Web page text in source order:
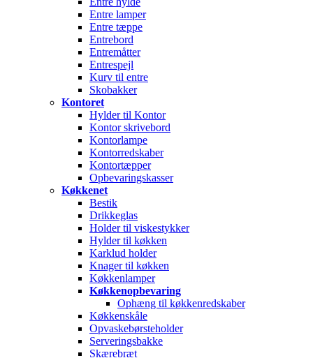
Entre lamper
Entre tæppe
Entrebord
Entremåtter
Entrespejl
Kurv til entre
Skobakker
Kontoret
Hylder til Kontor
Kontor skrivebord
Kontorlampe
Kontorredskaber
Kontortæpper
Opbevaringskasser
Køkkenet
Bestik
Drikkeglas
Holder til viskestykker
Hylder til køkken
Karklud holder
Knager til køkken
Køkkenlamper
Køkkenopbevaring
Ophæng til køkkenredskaber
Køkkenskåle
Opvaskebørsteholder
Serveringsbakke
Skærebræt